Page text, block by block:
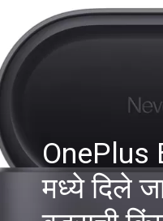
OnePlus
मध्ये दिले